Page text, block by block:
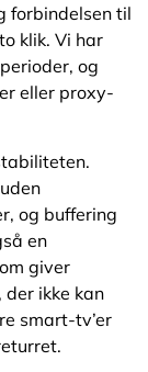
forbindelsen til
klik. Vi har
og
eller proxy-
og buffering
en
giver
ikke kan
smart-tv’er